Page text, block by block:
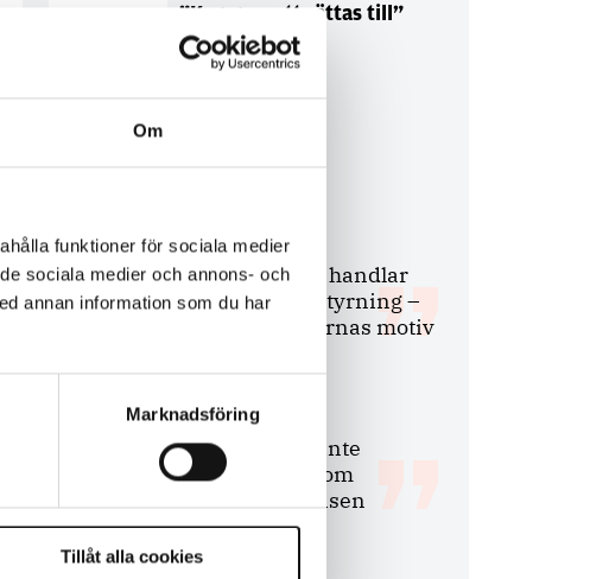
Om
funktioner för sociala medier
sociala medier och annons- och
annan information som du har
Marknadsföring
Tillåt alla cookies
”Kommer att rättas till”
Debatt
9 juli 2026
Slutreplik:Det handlar
om kunskapsstyrning –
inte om forskarnas motiv
8 juli 2026
Replik:
Det är inte
evidenskrav som
bakbinder polisen